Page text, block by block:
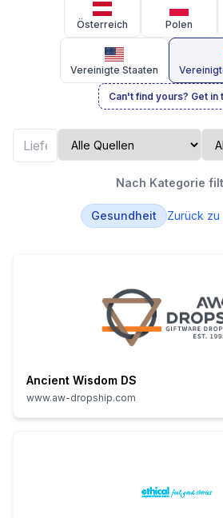
Österreich Polen
Vereinigte Staaten
Can't find yours? Get in
Nach Kategorie
Gesundheit Zurück zu
Ancient Wisdom DS
www.aw-dropship.com